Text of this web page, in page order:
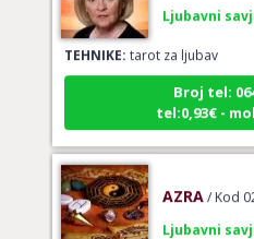
TEHNIKE:tarot za ljubav
Broj tel:
tel:0,93€ -
Ljubavni